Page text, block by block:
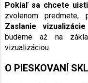
Pokiaľ sa chcete
zvolenom
Zaslanie
budeme až na
vizualizáciou.
O PIESKOVANÍ